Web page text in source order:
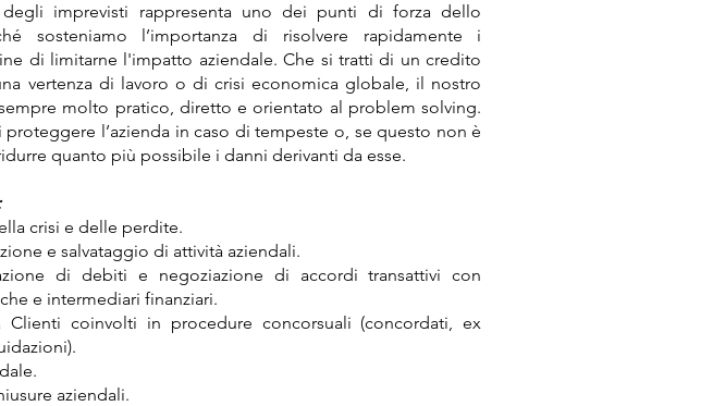
imprevisti rappresenta uno dei punti di forza dello
sosteniamo l’importanza di risolvere rapidamente i
di limitarne l'impatto aziendale. Che si tratti di un credito
vertenza di lavoro o di crisi economica globale, il nostro
molto pratico, diretto e orientato al problem solving.
proteggere l’azienda in caso di tempeste o, se questo non è
quanto più possibile i danni derivanti da esse.
crisi e delle perdite.
e salvataggio di attività aziendali.
di debiti e negoziazione di accordi transattivi con
e intermediari finanziari.
Clienti coinvolti in procedure concorsuali (concordati, ex
aziendali.